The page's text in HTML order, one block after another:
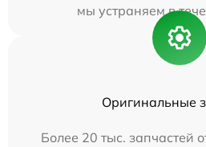
мы устраняем в
Оригинальные
Более 20 тыс. запчастей